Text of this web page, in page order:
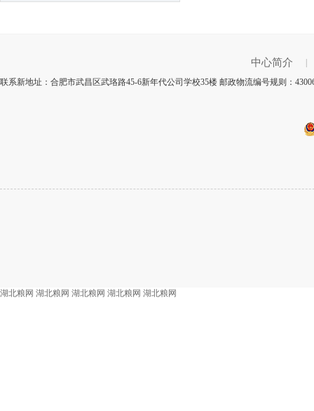
中心简介
联系新地址：合肥市武昌区武珞路45-6新年代公司学校35楼 邮政物流编号规则：
湖北粮网 湖北粮网 湖北粮网 湖北粮网 湖北粮网